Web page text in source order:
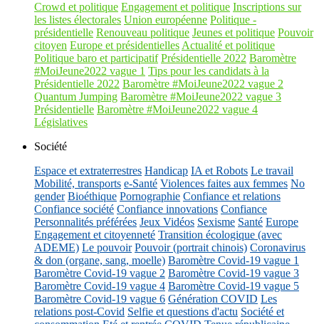
Crowd et politique Engagement et politique Inscriptions sur
les listes électorales Union européenne Politique -
présidentielle Renouveau politique Jeunes et politique Pouvoir
citoyen Europe et présidentielles Actualité et politique
Politique baro et participatif Présidentielle 2022 Baromètre
#MoiJeune2022 vague 1 Tips pour les candidats à la
Présidentielle 2022 Baromètre #MoiJeune2022 vague 2
Quantum Jumping Baromètre #MoiJeune2022 vague 3
Présidentielle Baromètre #MoiJeune2022 vague 4
Législatives
Société
Espace et extraterrestres Handicap IA et Robots Le travail
Mobilité, transports e-Santé Violences faites aux femmes No
gender Bioéthique Pornographie Confiance et relations
Confiance société Confiance innovations Confiance
Personnalités préférées Jeux Vidéos Sexisme Santé Europe
Engagement et citoyenneté Transition écologique (avec
ADEME) Le pouvoir Pouvoir (portrait chinois) Coronavirus
& don (organe, sang, moelle) Baromètre Covid-19 vague 1
Baromètre Covid-19 vague 2 Baromètre Covid-19 vague 3
Baromètre Covid-19 vague 4 Baromètre Covid-19 vague 5
Baromètre Covid-19 vague 6 Génération COVID Les
relations post-Covid Selfie et questions d'actu Société et